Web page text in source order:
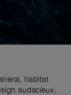
habitat
audacieux,